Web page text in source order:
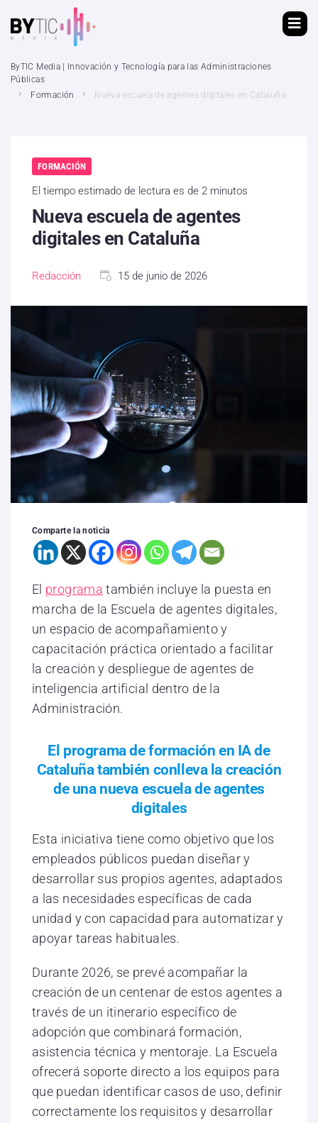
ByTIC Media | Innovación y Tecnología para las Administraciones
Públicas
Formación
Nueva escuela de agentes digitales en Cataluña
FORMACIÓN
El tiempo estimado de lectura es de 2 minutos
Nueva escuela de agentes
digitales en Cataluña
Redacción 15 de junio de 2026
Comparte la noticia
El programa también incluye la puesta en
marcha de la Escuela de agentes digitales,
un espacio de acompañamiento y
capacitación práctica orientado a facilitar
la creación y despliegue de agentes de
inteligencia artificial dentro de la
Administración.
El programa de formación en IA de
Cataluña también conlleva la creación
de una nueva escuela de agentes
digitales
Esta iniciativa tiene como objetivo que los
empleados públicos puedan diseñar y
desarrollar sus propios agentes, adaptados
a las necesidades específicas de cada
unidad y con capacidad para automatizar y
apoyar tareas habituales.
Durante 2026, se prevé acompañar la
creación de un centenar de estos agentes a
través de un itinerario específico de
adopción que combinará formación,
asistencia técnica y mentoraje. La Escuela
ofrecerá soporte directo a los equipos para
que puedan identificar casos de uso, definir
correctamente los requisitos y desarrollar